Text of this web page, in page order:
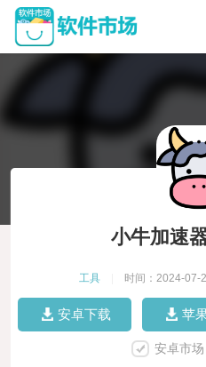
小牛加速
工具 时间：2024-07-
安卓下载 苹
安卓市